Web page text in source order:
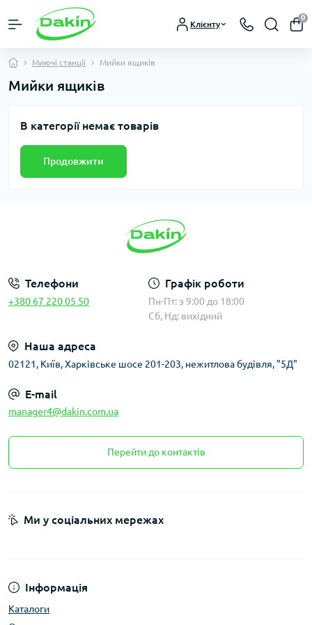
Клієнту
0
Миючі станції Мийки ящиків
Мийки ящиків
В категорії немає товарів
Продовжити
Телефони
+380 67 220 05 50
Графік роботи
Пн-Пт: з 9:00 до 18:00
Сб, Нд: вихідний
Наша адреса
02121, Київ, Харківське шосе 201-203, нежитлова будівля, "5Д"
E-mail
manager4@dakin.com.ua
Перейти до контактів
Інформація
Каталоги
Ми у соціальних мережах